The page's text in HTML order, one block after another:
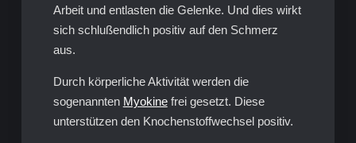
Arbeit und entlasten die Gelenke. Und dies wirkt
sich schlußendlich positiv auf den Schmerz
aus.
Durch körperliche Aktivität werden die
sogenannten Myokinefrei gesetzt. Diese
unterstützen den Knochenstoffwechsel positiv.